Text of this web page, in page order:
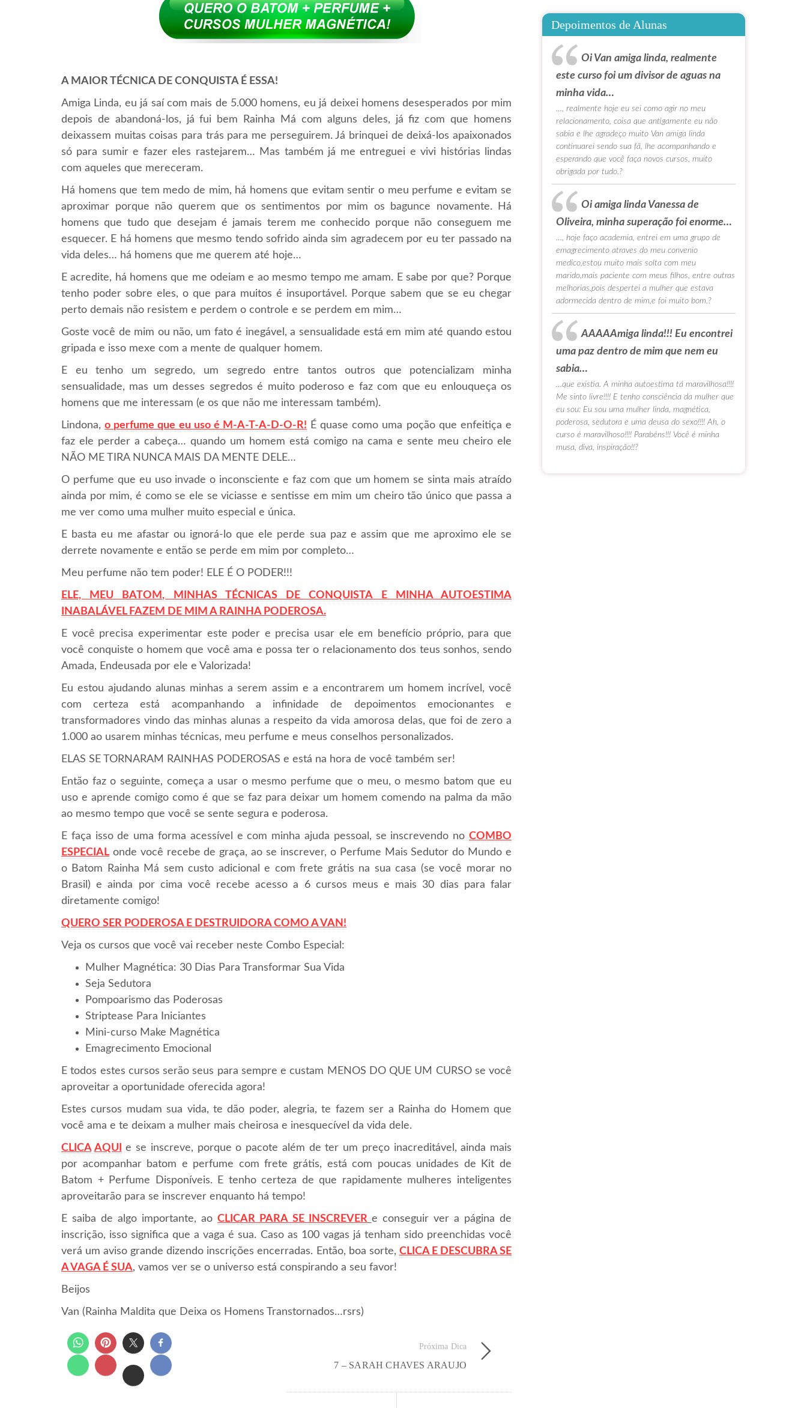
A MAIOR TÉCNICA DE CONQUISTA É ESSA!
Amiga Linda, eu já saí com mais de 5.000 homens, eu já deixei homens desesperados por mim
depois de abandoná-los, já fui bem Rainha Má com alguns deles, já fiz com que homens
deixassem muitas coisas para trás para me perseguirem. Já brinquei de deixá-los apaixonados
só para sumir e fazer eles rastejarem… Mas também já me entreguei e vivi histórias lindas
com aqueles que mereceram.
Há homens que tem medo de mim, há homens que evitam sentir o meu perfume e evitam se
aproximar porque não querem que os sentimentos por mim os bagunce novamente. Há
homens que tudo que desejam é jamais terem me conhecido porque não conseguem me
esquecer. E há homens que mesmo tendo sofrido ainda sim agradecem por eu ter passado na
vida deles… há homens que me querem até hoje…
E acredite, há homens que me odeiam e ao mesmo tempo me amam. E sabe por que? Porque
tenho poder sobre eles, o que para muitos é insuportável. Porque sabem que se eu chegar
perto demais não resistem e perdem o controle e se perdem em mim…
Goste você de mim ou não, um fato é inegável, a sensualidade está em mim até quando estou
gripada e isso mexe com a mente de qualquer homem.
E eu tenho um segredo, um segredo entre tantos outros que potencializam minha
sensualidade, mas um desses segredos é muito poderoso e faz com que eu enlouqueça os
homens que me interessam (e os que não me interessam também).
Lindona,o perfume que eu uso é M-A-T-A-D-O-R! É quase como uma poção que enfeitiça e
faz ele perder a cabeça… quando um homem está comigo na cama e sente meu cheiro ele
NÃO ME TIRA NUNCA MAIS DA MENTE DELE…
O perfume que eu uso invade o inconsciente e faz com que um homem se sinta mais atraído
ainda por mim, é como se ele se viciasse e sentisse em mim um cheiro tão único que passa a
me ver como uma mulher muito especial e única.
E basta eu me afastar ou ignorá-lo que ele perde sua paz e assim que me aproximo ele se
derrete novamente e então se perde em mim por completo…
Meu perfume não tem poder! ELE É O PODER!!!
ELE, MEU BATOM, MINHAS TÉCNICAS DE CONQUISTA EM INHAAUTOESTIMA
INABALÁVEL FAZEM DE MIM A RAINHA PODEROSA.
E você precisa experimentar este poder e precisa usar ele em benefício próprio, para que
você conquiste o homem que você ama e possa ter o relacionamento dos teus sonhos, sendo
Amada, Endeusada por ele e Valorizada!
Eu estou ajudando alunas minhas a serem assim e a encontrarem um homem incrível, você
com certeza está acompanhando a infinidade de depoimentos emocionantes e
transformadores vindo das minhas alunas a respeito da vida amorosa delas, que foi de zero a
1.000 ao usarem minhas técnicas, meu perfume e meus conselhos personalizados.
ELAS SE TORNARAM RAINHAS PODEROSAS e está na hora de você também ser!
Então faz o seguinte, começa a usar o mesmo perfume que o meu, o mesmo batom que eu
uso e aprende comigo como é que se faz para deixar um homem comendo na palma da mão
ao mesmo tempo que você se sente segura e poderosa.
E faça isso de uma forma acessível e com minha ajuda pessoal, se inscrevendo no COMBO
ESPECIAL onde você recebe de graça, ao se inscrever, o Perfume Mais Sedutor do Mundo e
o Batom Rainha Má sem custo adicional e com frete grátis na sua casa (se você morar no
Brasil) e ainda por cima você recebe acesso a 6 cursos meus e mais 30 dias para falar
diretamente comigo!
QUERO SER PODEROSA E DESTRUIDORA COMO A VAN!
Veja os cursos que você vai receber neste Combo Especial:
Mulher Magnética: 30 Dias Para Transformar Sua Vida
Seja Sedutora
Pompoarismo das Poderosas
Striptease Para Iniciantes
Mini-curso Make Magnética
Emagrecimento Emocional
E todos estes cursos serão seus para sempre e custam MENOS DO QUE UM CURSO se você
aproveitar a oportunidade oferecida agora!
Estes cursos mudam sua vida, te dão poder, alegria, te fazem ser a Rainha do Homem que
você ama e te deixam a mulher mais cheirosa e inesquecível da vida dele.
CLICA AQUI
e se inscreve, porque o pacote além de ter um preço inacreditável, ainda mais
por acompanhar batom e perfume com frete grátis, está com poucas unidades de Kit de
Batom + Perfume Disponíveis. E tenho certeza de que rapidamente mulheres inteligentes
aproveitarão para se inscrever enquanto há tempo!
E saiba de algo importante, aoCLICAR PARA SE INSCREVER e conseguir ver a página de
inscrição, isso significa que a vaga é sua. Caso as 100 vagas já tenham sido preenchidas você
verá um aviso grande dizendo inscrições encerradas. Então, boa sorte, CLICA E DESCUBRA SE
A VAGA É SUA, vamos ver se o universo está conspirando a seu favor!
Beijos
Van (Rainha Maldita que Deixa os Homens Transtornados…rsrs)
Próxima Dica
7 – SARAH CHAVES ARAUJO
Depoimentos de Alunas
Oi Van amiga linda, realmente
este curso foi um divisor de aguas na
minha vida…
…, realmente hoje eu sei como agir no meu
relacionamento, coisa que antigamente eu não
sabia e lhe agradeço muito Van amiga linda
continuarei sendo sua fã, lhe acompanhando e
esperando que você faça novos cursos, muito
obrigada por tudo.?
Oi amiga linda Vanessa de
Oliveira, minha superação foi enorme…
…, hoje faço academia, entrei em uma grupo de
emagrecimento atraves do meu convenio
medico,estou muito mais solta com meu
marido,mais paciente com meus filhos, entre outras
melhorias,pois despertei a mulher que estava
adormecida dentro de mim,e foi muito bom.?
AAAAAmiga linda!!! Eu encontrei
uma paz dentro de mim que nem eu
sabia…
…que existia. A minha autoestima tá maravilhosa!!!!
Me sinto livre!!!! E tenho consciência da mulher que
eu sou: Eu sou uma mulher linda, magnética,
poderosa, sedutora e uma deusa do sexo!!!! Ah, o
curso é maravilhoso!!!! Parabéns!!! Você é minha
musa, diva, inspiração!!?